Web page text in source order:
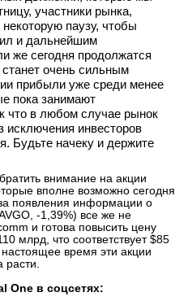
участники рынка,
паузу, чтобы
и дальнейшим
же сегодня продолжатся
очень сильным
прибыли уже среди менее
пока занимают
что в любом случае рынок
исключения инвесторов
Будьте начеку и держите
внимание на акции
вполне возможно сегодня
появления информации о
-1,39%) все же не
и готова повысить цену
млрд, что соответствует $85
время эти акции
расти.
One в соцсетях: